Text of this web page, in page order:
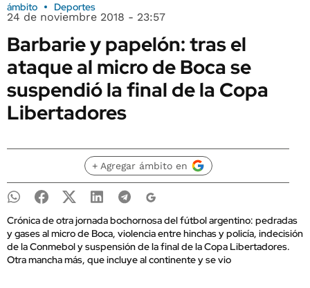
ámbito Deportes
24 de noviembre 2018 - 23:57
Barbarie y papelón: tras el
ataque al micro de Boca se
suspendió la final de la Copa
Libertadores
+ Agregar ámbito en
Crónica de otra jornada bochornosa del fútbol argentino: pedradas
y gases al micro de Boca, violencia entre hinchas y policía, indecisión
de la Conmebol y suspensión de la final de la Copa Libertadores.
Otra mancha más, que incluye al continente y se vio